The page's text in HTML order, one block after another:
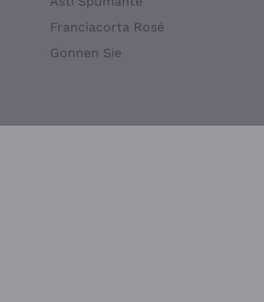
Franciacorta Rosé
Gonnen Sie